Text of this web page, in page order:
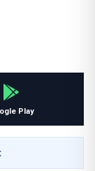
Play